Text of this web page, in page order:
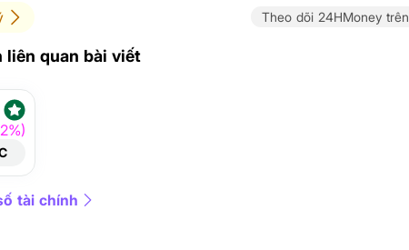
Theo dõi 24HMoney trên
liên quan bài viết
tài chính